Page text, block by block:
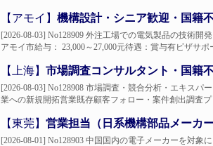
【アモイ】 機構設計・シニア歓迎・国籍
[2026-08-03] No128909 外注工場での電気製品の技術
アモイ市給与： 23,000～27,000元待遇：賞与有ビザサポ
【上海】 市場調査コンサルタント・国籍
[2026-08-03] No128908 市場調査・競合分析・エキス
業への新規開拓営業既存顧客フォロー・案件創出調査
【東莞】 営業担当（日系機構部品メーカ
[2026-08-01] No128903 中国国内の電子メーカーを対